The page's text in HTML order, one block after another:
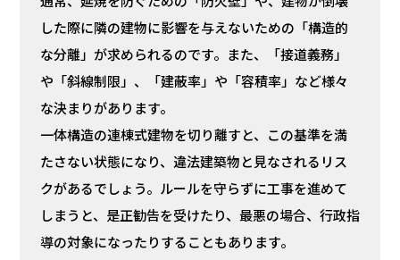
した際に隣の建物に影響を与えないための「構造的
な分離」が求められるのです。また、「接道義務」
や「斜線制限」、「建蔽率」や「容積率」など様々
な決まりがあります。
一体構造の連棟式建物を切り離すと、この基準を満
たさない状態になり、違法建築物と見なされるリス
クがあるでしょう。ルールを守らずに工事を進めて
しまうと、是正勧告を受けたり、最悪の場合、行政指
導の対象になったりすることもあります。